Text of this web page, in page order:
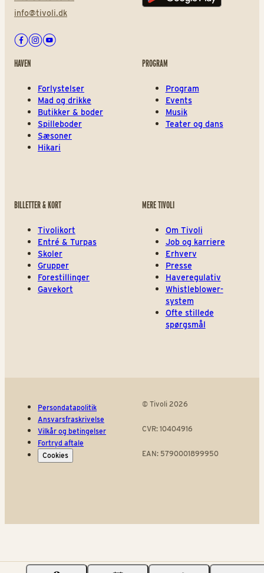
info@tivoli.dk
Facebook
Instagram
Youtube
HAVEN
Forlystelser
Mad og drikke
Butikker & boder
Spilleboder
Sæsoner
Hikari
PROGRAM
Program
Events
Musik
Teater og dans
BILLETTER & KORT
Tivolikort
Entré & Turpas
Skoler
Grupper
Forestillinger
Gavekort
MERE TIVOLI
Om Tivoli
Job og karriere
Erhverv
Presse
Haveregulativ
Whistleblower-
system
Ofte stillede
spørgsmål
Persondatapolitik
Ansvarsfraskrivelse
Vilkår og betingelser
Fortryd aftale
Cookies
© Tivoli 2026
CVR: 10404916
EAN: 5790001899950